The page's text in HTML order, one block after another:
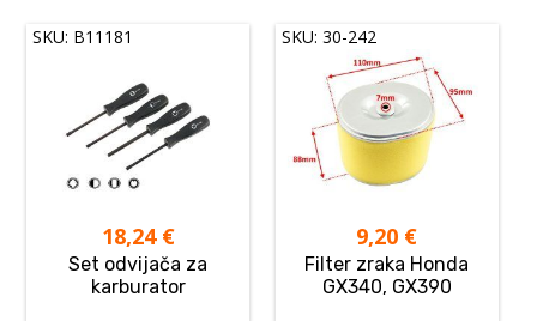
SKU: B11181
18,24 €
Set odvijača za
karburator
SKU: 30-242
9,20 €
Filter zraka Honda
GX340, GX390